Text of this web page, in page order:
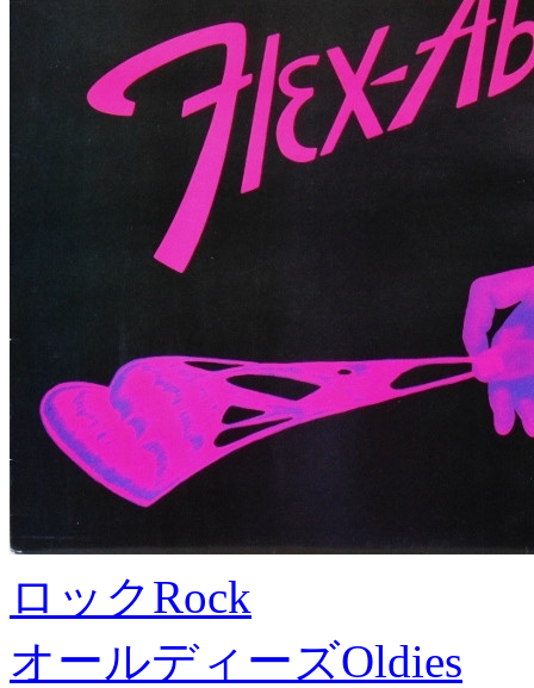
ロックRock
オールディーズOldies